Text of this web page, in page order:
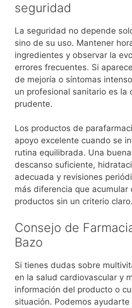
seguridad
La seguridad no depende
sino de su uso. Mantener
ingredientes y observar la
errores frecuentes. Si
de mejoría o síntomas
un profesional sanitario es la
prudente.
Los productos de
apoyo excelente cuando se
rutina equilibrada. Una
descanso suficiente,
adecuada y revisiones
más diferencia que acumular
productos sin un criterio claro.
Consejo de
Bazo
Si tienes dudas sobre
en la salud cardiovascular y
información del producto o
situación. Podemos ayudarte